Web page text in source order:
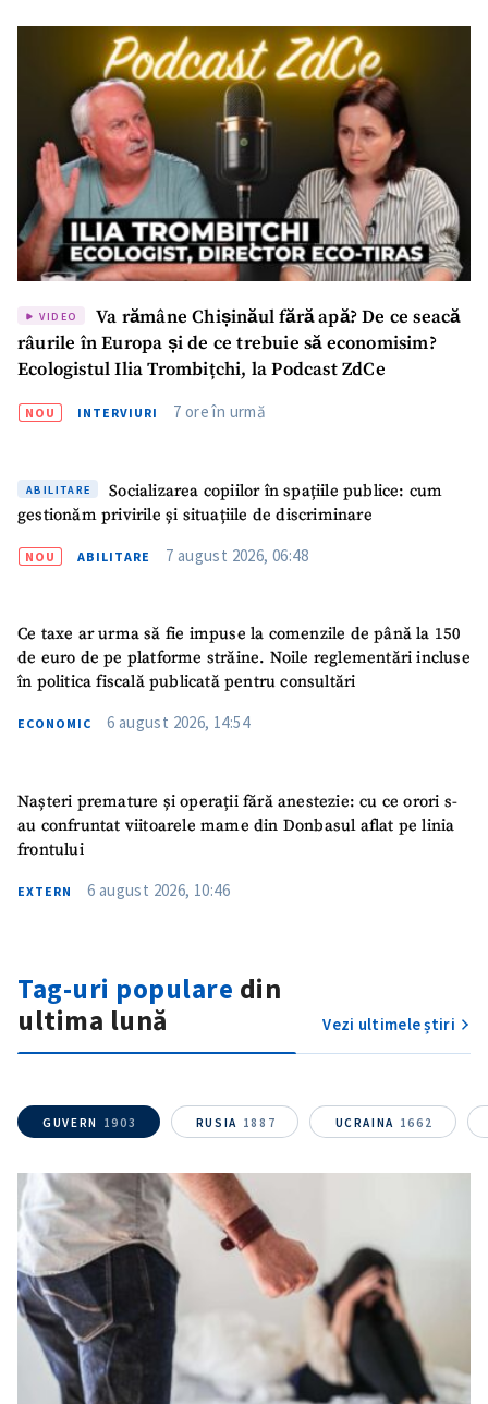
VIDEO
Va rămâne Chișinăul fără apă? De ce seacă
râurile în Europa și de ce trebuie să economisim?
Ecologistul Ilia Trombițchi, la Podcast ZdCe
NOU INTERVIURI 7 ore în urmă
ABILITARE
Socializarea copiilor în spațiile publice: cum
gestionăm privirile și situațiile de discriminare
NOU ABILITARE 7 august 2026, 06:48
Ce taxe ar urma să fie impuse la comenzile de până la 150
de euro de pe platforme străine. Noile reglementări incluse
în politica fiscală publicată pentru consultări
ECONOMIC 6 august 2026, 14:54
Nașteri premature și operații fără anestezie: cu ce orori s-
au confruntat viitoarele mame din Donbasul aflat pe linia
frontului
EXTERN 6 august 2026, 10:46
Tag-uri populare din
ultima lună
Vezi ultimele știri
GUVERN 1903 RUSIA 1887 UCRAINA 1662
ȘTIREA MEA
Titlu știre+ Adaugă titlu
Mesajul știrei
+ Mesajul știrei
CONTACT SURSĂ
Sursă anonimă
Nume+ Numele meu
Am citit și sunt de
TRIMITE ȘTIREA